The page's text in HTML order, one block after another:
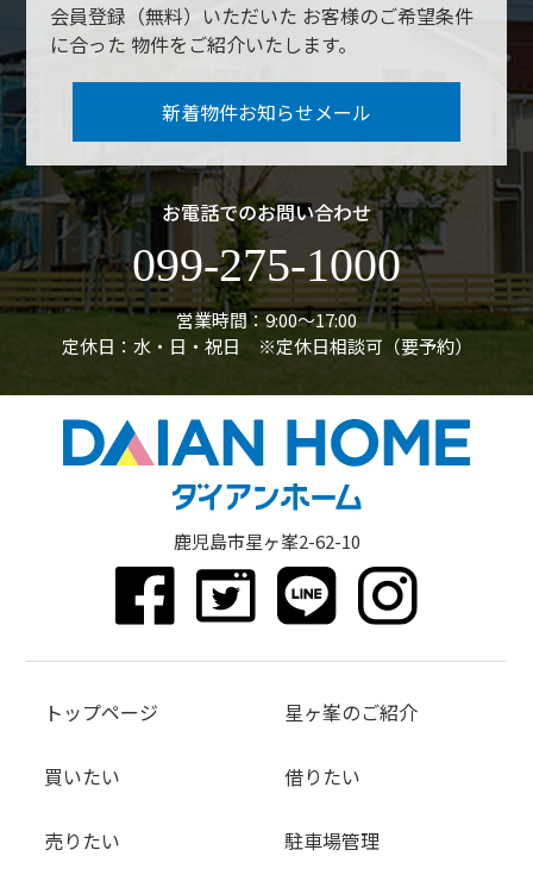
会員登録（無料）いただいた お客様のご希望条件
に合った 物件をご紹介いたします。
新着物件お知らせメール
お電話でのお問い合わせ
099-275-1000
営業時間：9:00〜17:00
定休日：水・日・祝日 ※定休日相談可（要予約）
鹿児島市星ヶ峯2-62-10
トップページ 星ヶ峯のご紹介
買いたい 借りたい
売りたい 駐車場管理